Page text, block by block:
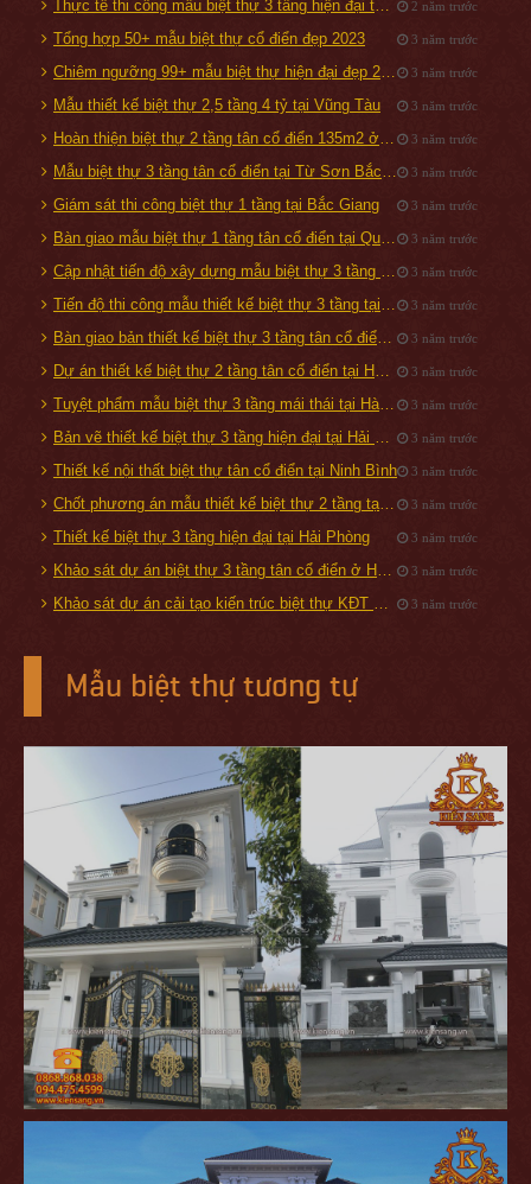
Thực tế thi công mẫu biệt thự 3 tầng hiện đại tại Quảng Ninh 2 năm trước
Tổng hợp 50+ mẫu biệt thự cổ điển đẹp 2023 3 năm trước
Chiêm ngưỡng 99+ mẫu biệt thự hiện đại đẹp 2019 3 năm trước
Mẫu thiết kế biệt thự 2,5 tầng 4 tỷ tại Vũng Tàu 3 năm trước
Hoàn thiện biệt thự 2 tầng tân cổ điển 135m2 ở Hải Dương 3 năm trước
Mẫu biệt thự 3 tầng tân cổ điển tại Từ Sơn Bắc Ninh 3 năm trước
Giám sát thi công biệt thự 1 tầng tại Bắc Giang 3 năm trước
Bàn giao mẫu biệt thự 1 tầng tân cổ điển tại Quốc Oai, Hà Nội 3 năm trước
Cập nhật tiến độ xây dựng mẫu biệt thự 3 tầng tại Từ Sơn, Bắc Ninh 3 năm trước
Tiến độ thi công mẫu thiết kế biệt thự 3 tầng tại Tam Điệp 3 năm trước
Bàn giao bản thiết kế biệt thự 3 tầng tân cổ điển 160m2 tại Đà Nẵng 3 năm trước
Dự án thiết kế biệt thự 2 tầng tân cổ điển tại Hạ Long, Quảng Ninh 3 năm trước
Tuyệt phẩm mẫu biệt thự 3 tầng mái thái tại Hà Nội 3 năm trước
Bản vẽ thiết kế biệt thự 3 tầng hiện đại tại Hải Phòng 3 năm trước
Thiết kế nội thất biệt thự tân cổ điển tại Ninh Bình 3 năm trước
Chốt phương án mẫu thiết kế biệt thự 2 tầng tại Đan Phượng - Hà Nội 3 năm trước
Thiết kế biệt thự 3 tầng hiện đại tại Hải Phòng 3 năm trước
Khảo sát dự án biệt thự 3 tầng tân cổ điển ở Hải Dương 3 năm trước
Khảo sát dự án cải tạo kiến trúc biệt thự KĐT Vinhomes Riverside 3 năm trước
Mẫu biệt thự tương tự